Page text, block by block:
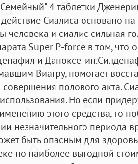
4 таблетки
Сиалиса основано
человека и сиалис сильная
Super P-force в том, что
и
Виагру, помогает
полового акта.
Но если
этого средства, то
незначительного периода
быть опасным для
по наиболее выгодной